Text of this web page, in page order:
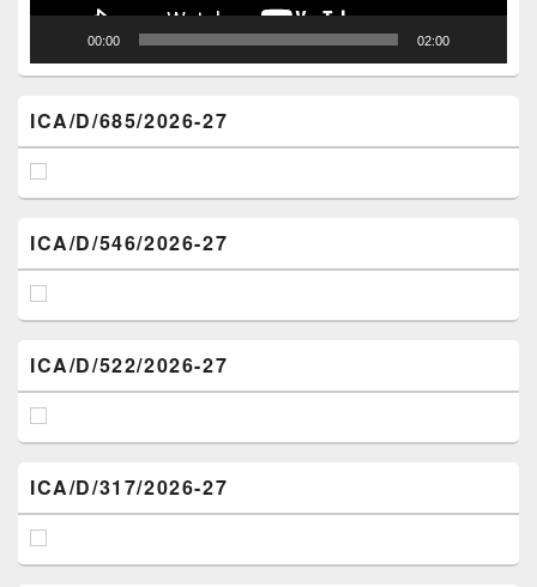
00:00 02:00
ICA/D/685/2026-27
ICA/D/546/2026-27
ICA/D/522/2026-27
ICA/D/317/2026-27